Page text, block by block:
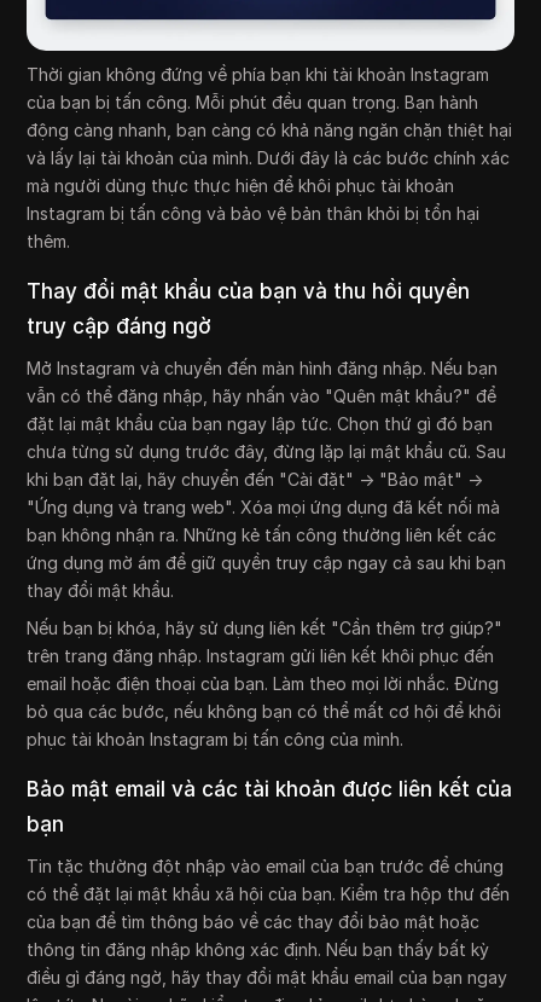
Thời gian không đứng về phía bạn khi tài khoản Instagram
của bạn bị tấn công. Mỗi phút đều quan trọng. Bạn hành
động càng nhanh, bạn càng có khả năng ngăn chặn thiệt hại
và lấy lại tài khoản của mình. Dưới đây là các bước chính xác
mà người dùng thực thực hiện để khôi phục tài khoản
Instagram bị tấn công và bảo vệ bản thân khỏi bị tổn hại
thêm.
Thay đổi mật khẩu của bạn và thu hồi quyền
truy cập đáng ngờ
Mở Instagram và chuyển đến màn hình đăng nhập. Nếu bạn
vẫn có thể đăng nhập, hãy nhấn vào "Quên mật khẩu?" để
đặt lại mật khẩu của bạn ngay lập tức. Chọn thứ gì đó bạn
chưa từng sử dụng trước đây, đừng lặp lại mật khẩu cũ. Sau
khi bạn đặt lại, hãy chuyển đến "Cài đặt" → "Bảo mật" →
"Ứng dụng và trang web". Xóa mọi ứng dụng đã kết nối mà
bạn không nhận ra. Những kẻ tấn công thường liên kết các
ứng dụng mờ ám để giữ quyền truy cập ngay cả sau khi bạn
thay đổi mật khẩu.
Nếu bạn bị khóa, hãy sử dụng liên kết "Cần thêm trợ giúp?"
trên trang đăng nhập. Instagram gửi liên kết khôi phục đến
email hoặc điện thoại của bạn. Làm theo mọi lời nhắc. Đừng
bỏ qua các bước, nếu không bạn có thể mất cơ hội để khôi
phục tài khoản Instagram bị tấn công của mình.
Bảo mật email và các tài khoản được liên kết của
bạn
Tin tặc thường đột nhập vào email của bạn trước để chúng
có thể đặt lại mật khẩu xã hội của bạn. Kiểm tra hộp thư đến
của bạn để tìm thông báo về các thay đổi bảo mật hoặc
thông tin đăng nhập không xác định. Nếu bạn thấy bất kỳ
điều gì đáng ngờ, hãy thay đổi mật khẩu email của bạn ngay